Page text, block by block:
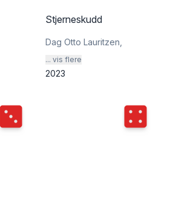
Stjerneskudd
Dag Otto Lauritzen
... vis flere
2023
Terningkast